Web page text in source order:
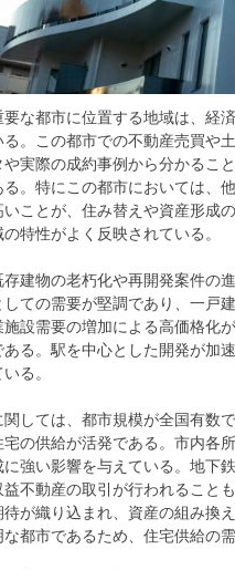
な都市に位置する地域は、経
。 この都市での不動産売買や
実際の成約事例から分かるこ
る。特にこの都市においては、
ことが、住み替えや資産形成
特性がよく反映されている。
建物の老朽化や再開発案件の
ての需要が堅調であり、一戸
設需要の増加による高価格化
る。駅を中心とした開発が加
る。
しては、都市規模が全国有数
の供給が活発である。市内各
強い影響を与えている。地下
不動産の取引が行われること
が織り込まれ、資産の組み換
都市であるため、住宅供給の